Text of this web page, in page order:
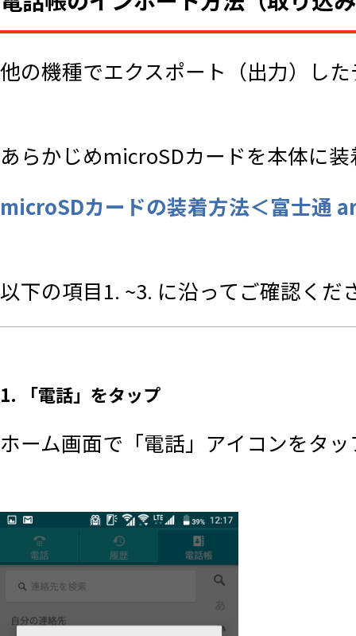
他の機種でエクスポート（出力）し
あらかじめmicroSDカードを本体に
microSDカードの装着方法＜富士通
以下の項目1. ~3. に沿ってご確認くだ
1. 「電話」をタップ
ホーム画面で「電話」アイコンをタ